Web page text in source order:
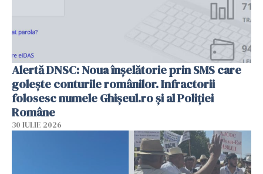
Alertă DNSC: Noua înșelătorie prin SMS care
golește conturile românilor. Infractorii
folosesc numele Ghișeul.ro și al Poliției
Române
30 IULIE 2026